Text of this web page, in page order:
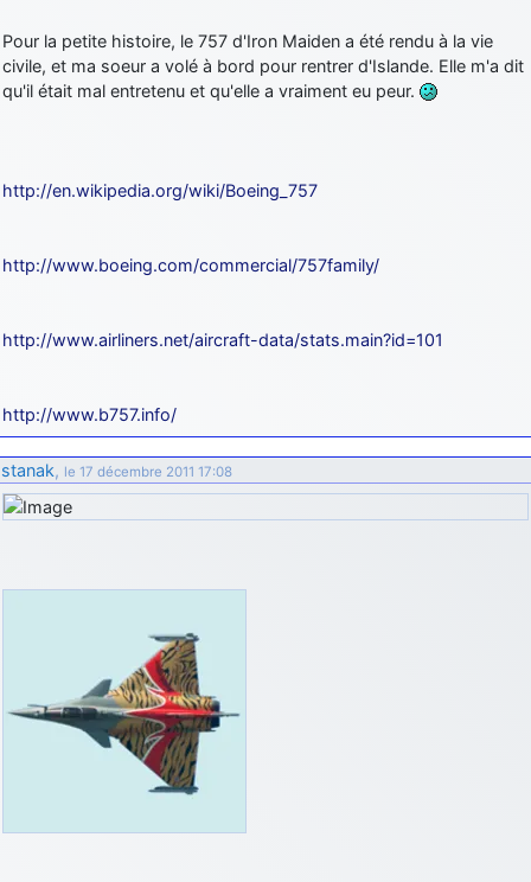
Pour la petite histoire, le 757 d'Iron Maiden a été rendu à la vie
civile, et ma soeur a volé à bord pour rentrer d'Islande. Elle m'a dit
qu'il était mal entretenu et qu'elle a vraiment eu peur.
http://en.wikipedia.org/wiki/Boeing_757
http://www.boeing.com/commercial/757family/
http://www.airliners.net/aircraft-data/stats.main?id=101
http://www.b757.info/
stanak, le 17 décembre 2011 17:08